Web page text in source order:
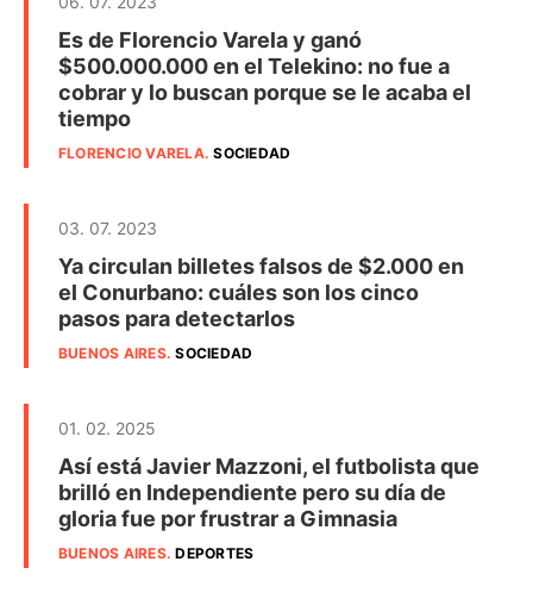
Es de Florencio Varela y ganó
$500.000.000 en el Telekino: no fue a
cobrar y lo buscan porque se le acaba el
tiempo
FLORENCIO VARELA.SOCIEDAD
03. 07. 2023
Ya circulan billetes falsos de $2.000 en
el Conurbano: cuáles son los cinco
pasos para detectarlos
BUENOS AIRES.SOCIEDAD
01. 02. 2025
Así está Javier Mazzoni, el futbolista que
brilló en Independiente pero su día de
gloria fue por frustrar a Gimnasia
BUENOS AIRES.DEPORTES